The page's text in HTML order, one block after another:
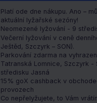
Platí ode dne nákupu. Ano –
aktuální lyžařské sezóny!
Neomezené lyžování - 9
Večerní lyžování v ceně
Ještěd, Szczyrk – SON).
Parkování zdarma na
Tatranská Lomnice, Szczyrk -
středisku Jasná
15% goX cashback v
provozech
Co nepřelyžujete, to Vám